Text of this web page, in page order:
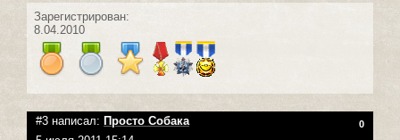
Зарегистрирован:
8.04.2010
#3 написал: Просто Собака 0